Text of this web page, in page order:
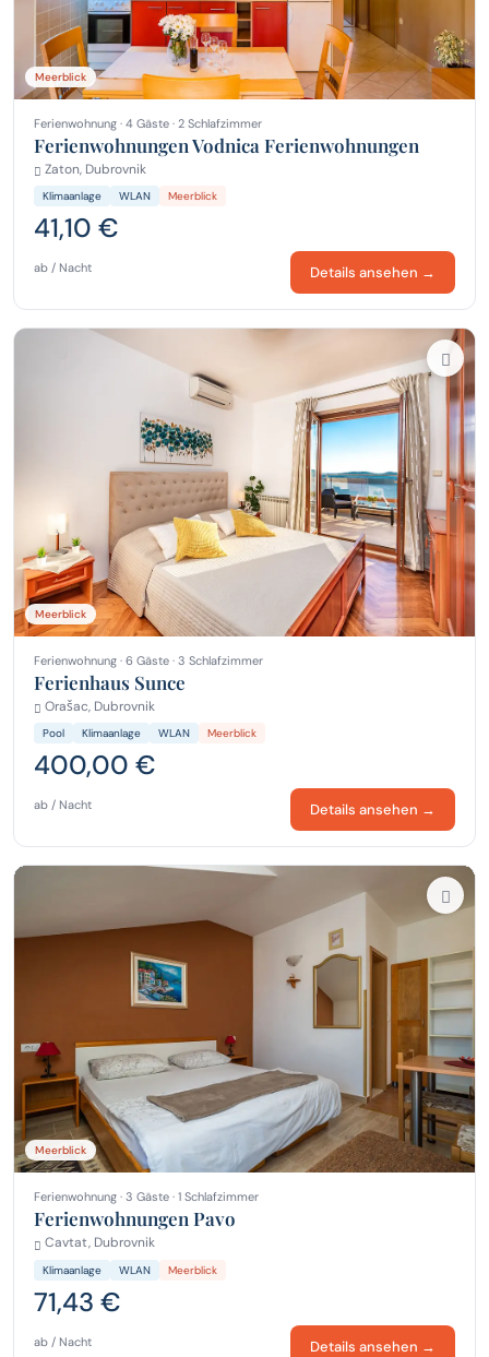
Meerblick
Ferienwohnung · 4 Gäste · 2 Schlafzimmer
Ferienwohnungen Vodnica Ferienwohnungen
Zaton, Dubrovnik
Klimaanlage WLAN Meerblick
41,10 €
ab / Nacht Details ansehen →
Meerblick
Ferienwohnung · 6 Gäste · 3 Schlafzimmer
Ferienhaus Sunce
Orašac, Dubrovnik
Pool Klimaanlage WLAN Meerblick
400,00 €
ab / Nacht Details ansehen →
Meerblick
Ferienwohnung · 3 Gäste · 1 Schlafzimmer
Ferienwohnungen Pavo
Cavtat, Dubrovnik
Klimaanlage WLAN Meerblick
71,43 €
ab / Nacht Details ansehen →